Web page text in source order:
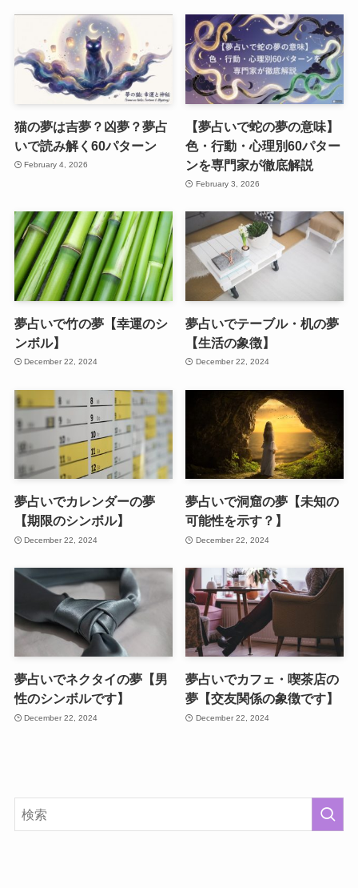
猫の夢は吉夢？凶夢？夢占
いで読み解く60パターン
February 4, 2026
【夢占いで蛇の夢の意味】
色・行動・心理別60パター
ンを専門家が徹底解説
February 3, 2026
夢占いで竹の夢【幸運のシ
ンボル】
December 22, 2024
夢占いでテーブル・机の夢
【生活の象徴】
December 22, 2024
夢占いでカレンダーの夢
【期限のシンボル】
December 22, 2024
夢占いで洞窟の夢【未知の
可能性を示す？】
December 22, 2024
夢占いでネクタイの夢【男
性のシンボルです】
December 22, 2024
夢占いでカフェ・喫茶店の
夢【交友関係の象徴です】
December 22, 2024